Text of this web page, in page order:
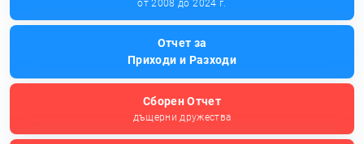
от 2008 до 2024 г.
Отчет за
Приходи и Разходи
Сборен Отчет
дъщерни дружества